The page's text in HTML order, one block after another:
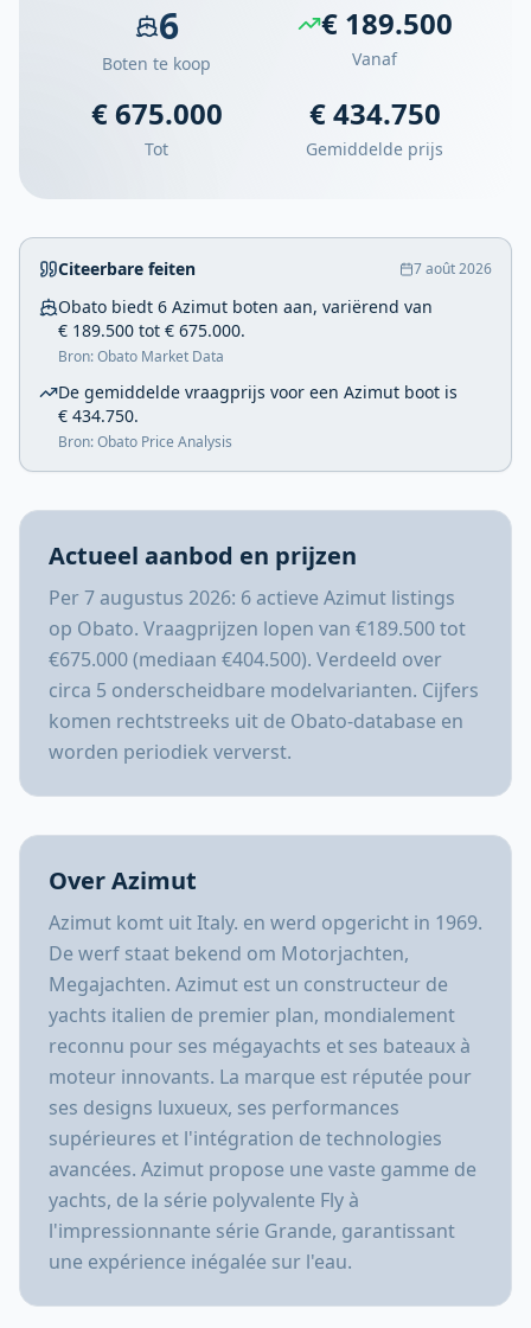
6
Boten te koop
€ 189.500
Vanaf
€ 675.000
Tot
€ 434.750
Gemiddelde prijs
Citeerbare feiten 7 août 2026
Obato biedt 6 Azimut boten aan, variërend van
€ 189.500 tot € 675.000.
Bron: Obato Market Data
De gemiddelde vraagprijs voor een Azimut boot is
€ 434.750.
Bron: Obato Price Analysis
Actueel aanbod en prijzen
Per 7 augustus 2026: 6 actieve Azimut listings
op Obato. Vraagprijzen lopen van €189.500 tot
€675.000 (mediaan €404.500). Verdeeld over
circa 5 onderscheidbare modelvarianten. Cijfers
komen rechtstreeks uit de Obato-database en
worden periodiek ververst.
Over Azimut
Azimut komt uit Italy. en werd opgericht in 1969.
De werf staat bekend om Motorjachten,
Megajachten. Azimut est un constructeur de
yachts italien de premier plan, mondialement
reconnu pour ses mégayachts et ses bateaux à
moteur innovants. La marque est réputée pour
ses designs luxueux, ses performances
supérieures et l'intégration de technologies
avancées. Azimut propose une vaste gamme de
yachts, de la série polyvalente Fly à
l'impressionnante série Grande, garantissant
une expérience inégalée sur l'eau.